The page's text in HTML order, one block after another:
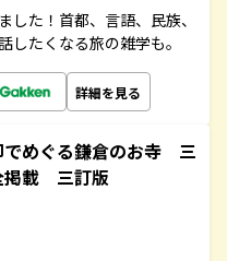
た！首都、言語、民族、
たくなる旅の雑学も。
詳細を見る
めぐる鎌倉のお寺 三
掲載 三訂版